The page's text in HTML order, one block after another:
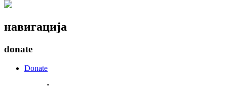
навигација
donate
Donate